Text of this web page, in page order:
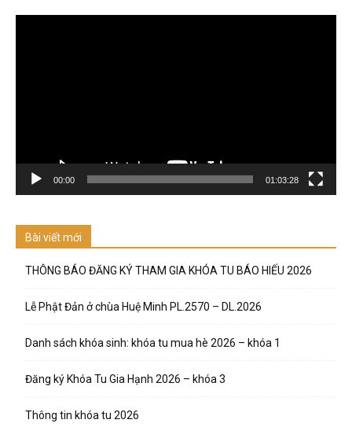
00:00 01:03:28
Bài viết mới
THÔNG BÁO ĐĂNG KÝ THAM GIA KHÓA TU BÁO HIẾU 2026
Lễ Phật Đản ở chùa Huệ Minh PL.2570 – DL.2026
Danh sách khóa sinh: khóa tu mua hè 2026 – khóa 1
Đăng ký Khóa Tu Gia Hạnh 2026 – khóa 3
Thông tin khóa tu 2026